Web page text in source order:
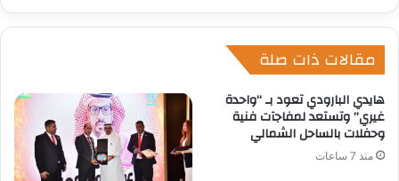
مقالات ذات صلة
هايدي البارودي تعود بـ “واحدة
غيري” وتستعد لمفاجآت فنية
وحفلات بالساحل الشمالي
منذ 7 ساعات